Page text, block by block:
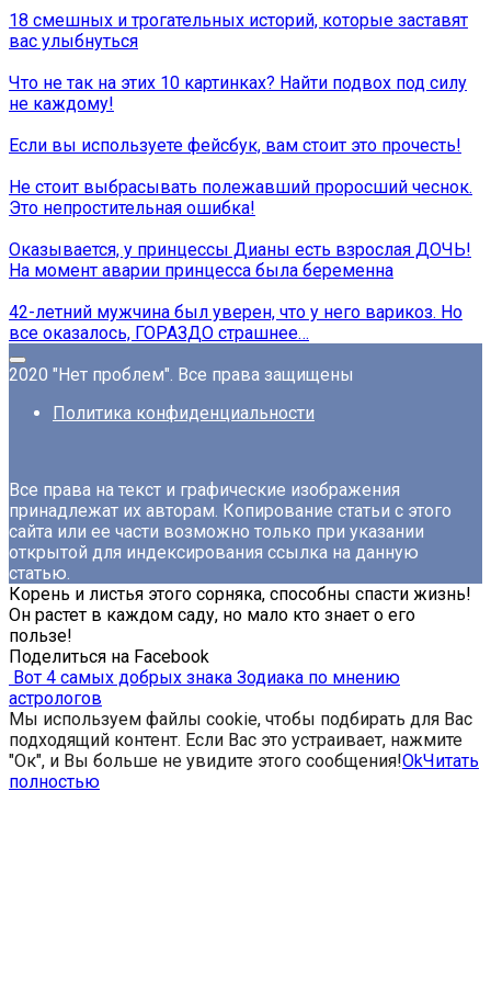
18 смешных и трогательных историй, которые заставят
вас улыбнуться
Что не так на этих 10 картинках? Найти подвох под силу
не каждому!
Если вы используете фейсбук, вам стоит это прочесть!
Не стоит выбрасывать полежавший проросший чеснок.
Это непростительная ошибка!
Оказывается, у принцессы Дианы есть взрослая ДОЧЬ!
На момент аварии принцесса была беременна
42-летний мужчина был уверен, что у него варикоз. Но
все оказалось, ГОРАЗДО страшнее…
2020 "Нет проблем". Все права защищены
Политика конфиденциальности
Все права на текст и графические изображения
принадлежат их авторам. Копирование статьи с этого
сайта или ее части возможно только при указании
открытой для индексирования ссылка на данную
статью.
Корень и листья этого сорняка, способны спасти жизнь!
Он растет в каждом саду, но мало кто знает о его
пользе!
Поделиться на Facebook
Вот 4 самых добрых знака Зодиака по мнению
астрологов
Мы используем файлы cookie, чтобы подбирать для Вас
подходящий контент. Если Вас это устраивает, нажмите
"Ок", и Вы больше не увидите этого сообщения!OkЧитать
полностью